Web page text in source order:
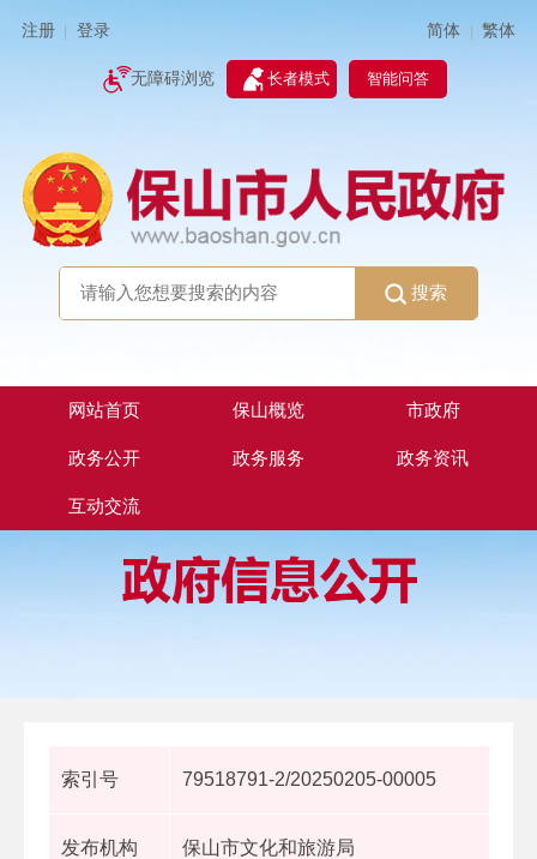
注册 登录 简体 | 繁体
无障碍浏览 长者模式 智能问答
搜索
网站首页 保山概览 市政府
政务公开 政务服务 政务资讯
互动交流
索引号 79518791-2/20250205-00005
发布机构 保山市文化和旅游局